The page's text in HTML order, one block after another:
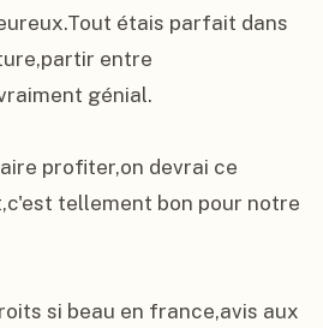
étais parfait dans
entre
génial.
profiter,on devrai ce
tellement bon pour notre
si beau en france,avis aux